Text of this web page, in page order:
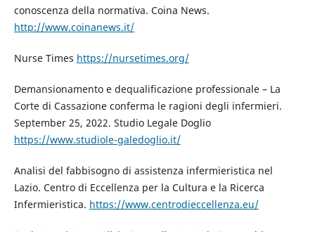
conoscenza della normativa. Coina News.
http://www.coinanews.it/
Nurse Times https://nursetimes.org/
Demansionamento e dequalificazione professionale – La
Corte di Cassazione conferma le ragioni degli infermieri.
September 25, 2022. Studio Legale Doglio
https://www.studiole-galedoglio.it/
Analisi del fabbisogno di assistenza infermieristica nel
Lazio. Centro di Eccellenza per la Cultura e la Ricerca
Infermieristica. https://www.centrodieccellenza.eu/